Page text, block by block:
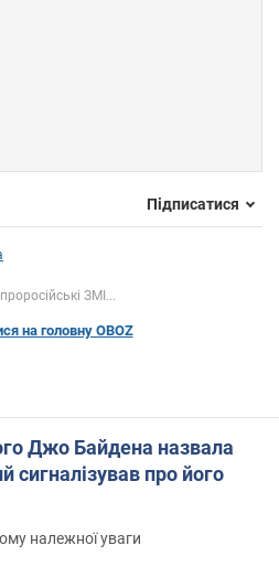
Підписатися
ЗМІ...
на головну OBOZ
Джо Байдена назвала
про його
належної уваги